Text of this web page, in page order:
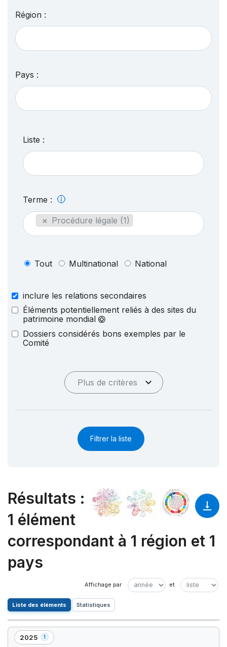
Région :
Pays :
Liste :
Terme :
× Procédure légale (1)
Tout Multinational National
inclure les relations secondaires
Éléments potentiellement reliés à des sites du
patrimoine mondial
Dossiers considérés bons exemples par le
Comité
Plus de critères
Filtrer la liste
Résultats :
1 élément
correspondant à 1 région et 1
pays
Liste des éléments Statistiques
2025 1
,